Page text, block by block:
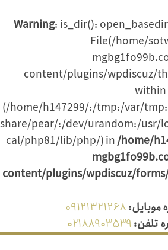
Warning: is_dir():
File(/home/
content/plugins/wpdiscuz/
within
(/home/h147299/:/tmp:/var/
share/pear/:/dev/urandom:/
cal/php81/lib/php/) in/home/
content/plugins/wpdiscuz/
موبایل:۰۹۱۲۱۳۲۱۲۶۸
تلفن:۰۲۱۸۸۹۰۳۵۳۹